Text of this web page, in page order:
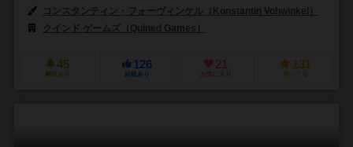
コンスタンティン・フォーヴィンケル（Konstantin Vohwinkel）
クインド ゲームズ（Quined Games）
45
興味あり
126
経験あり
21
お気に入り
131
持ってる